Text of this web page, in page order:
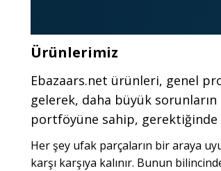
Ürünlerimiz
Ebazaars.net ürünleri, genel
gelerek, daha büyük
portföyüne sahip, gerektiğinde
Her şey ufak parçaların bir araya
karşı karşıya kalınır. Bunun